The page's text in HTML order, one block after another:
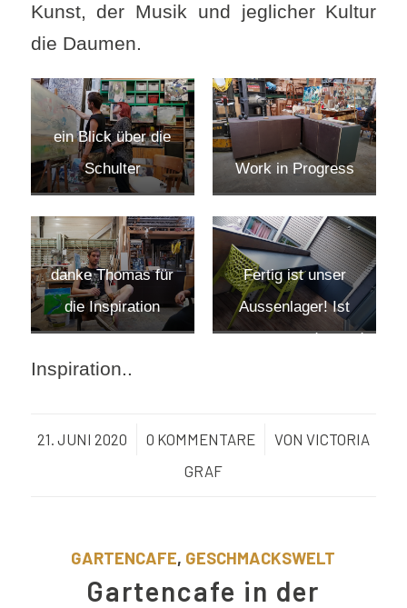
Kunst, der Musik und jeglicher Kultur
die Daumen.
ein Blick über die
Schulter
Work in Progress
danke Thomas für
die Inspiration
Fertig ist unser
Aussenlager! Ist
super geworden und
Inspiration..
21. JUNI 2020
/ 0 KOMMENTARE
/ VON VICTORIA
GRAF
GARTENCAFE, GESCHMACKSWELT
Gartencafe in der